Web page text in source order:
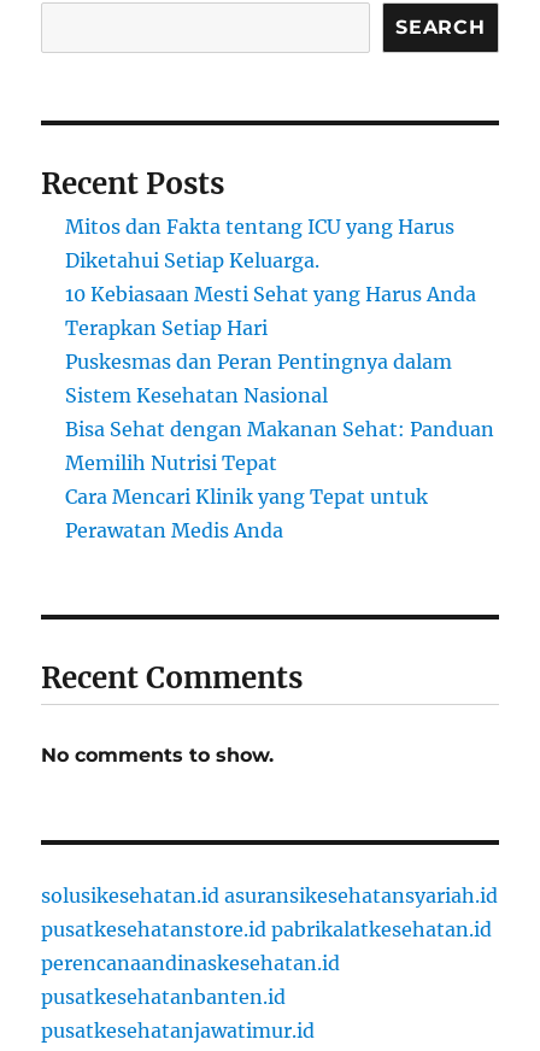
SEARCH
Recent Posts
Mitos dan Fakta tentang ICU yang Harus
Diketahui Setiap Keluarga.
10 Kebiasaan Mesti Sehat yang Harus Anda
Terapkan Setiap Hari
Puskesmas dan Peran Pentingnya dalam
Sistem Kesehatan Nasional
Bisa Sehat dengan Makanan Sehat: Panduan
Memilih Nutrisi Tepat
Cara Mencari Klinik yang Tepat untuk
Perawatan Medis Anda
Recent Comments
No comments to show.
solusikesehatan.id asuransikesehatansyariah.id
pusatkesehatanstore.id pabrikalatkesehatan.id
perencanaandinaskesehatan.id
pusatkesehatanbanten.id
pusatkesehatanjawatimur.id